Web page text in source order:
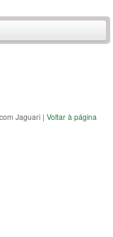
Jaguari | Voltar à página